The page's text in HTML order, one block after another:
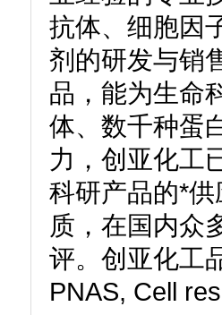
抗体、细胞因
剂的研发与销
品，能为生命
体、数千种蛋
力，创亚化工
科研产品的*
质，在国内众
评。创亚化工
PNAS, Cell